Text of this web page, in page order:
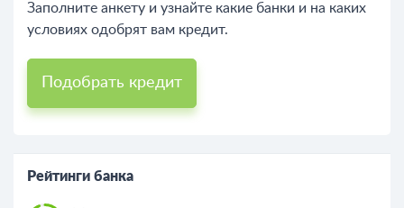
Заполните анкету и узнайте какие банки и на каких
условиях одобрят вам кредит.
Подобрать кредит
Рейтинги банка